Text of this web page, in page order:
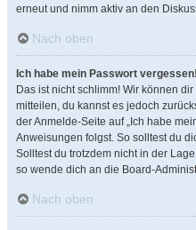
erneut und nimm aktiv an den
Nach oben
Ich habe mein Passwort vergessen!
Das ist nicht schlimm! Wir können
mitteilen, du kannst es jedoch
der Anmelde-Seite auf „Ich habe
Anweisungen folgst. So solltest du
Solltest du trotzdem nicht in der
so wende dich an die Board-
Nach oben